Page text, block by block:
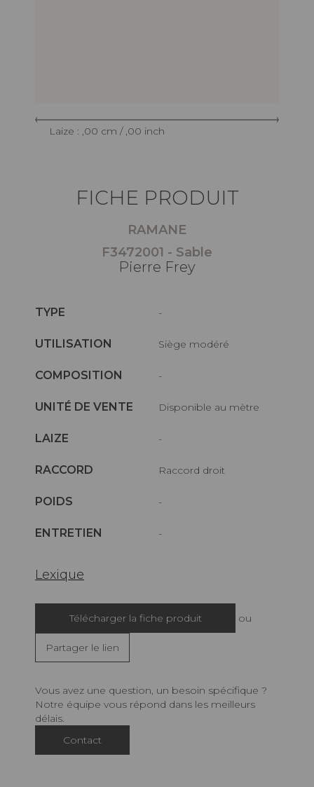
Laize : ,00 cm / ,00 inch
FICHE PRODUIT
RAMANE
F3472001 - Sable
Pierre Frey
TYPE -
UTILISATION Siège modéré
COMPOSITION -
UNITÉ DE VENTE Disponible au mètre
LAIZE -
RACCORD Raccord droit
POIDS -
ENTRETIEN -
Lexique
Télécharger la fiche produit ou
Partager le lien
Vous avez une question, un besoin spécifique ?
Notre équipe vous répond dans les meilleurs
délais.
Contact